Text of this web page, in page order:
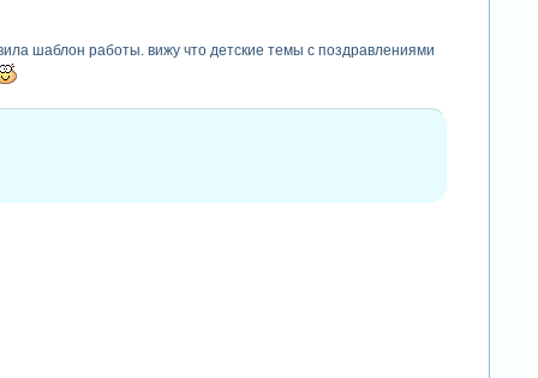
шаблон работы. вижу что детские темы с поздравлениями